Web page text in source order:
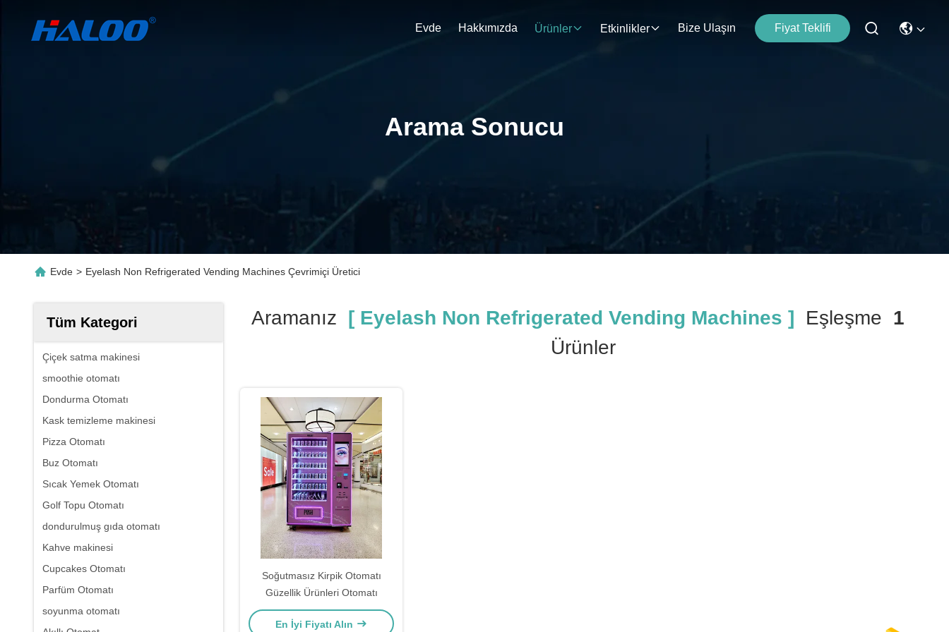
Evde Hakkımızda Ürünler Etkinlikler Bize Ulaşın Fiyat Teklifi
Arama Sonucu
Evde > Eyelash Non Refrigerated Vending Machines Çevrimiçi Üretici
Tüm Kategori
Çiçek satma makinesi
smoothie otomatı
Dondurma Otomatı
Kask temizleme makinesi
Pizza Otomatı
Buz Otomatı
Sıcak Yemek Otomatı
Golf Topu Otomatı
dondurulmuş gıda otomatı
Kahve makinesi
Cupcakes Otomatı
Parfüm Otomatı
soyunma otomatı
Aramanız [ Eyelash Non Refrigerated Vending Machines ] Eşleşme 1
Ürünler
Soğutmasız Kirpik Otomatı
Güzellik Ürünleri Otomatı
En İyi Fiyatı Alın